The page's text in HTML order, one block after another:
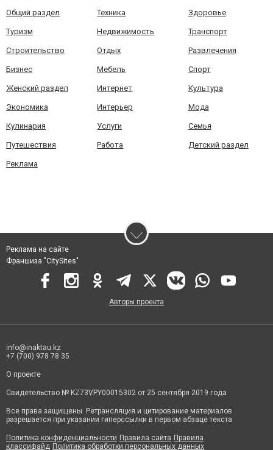
Общий раздел Техника Здоровье
Туризм Недвижимость Транспорт
Строительство Отдых Развлечения
Бизнес Мебель Спорт
Женский раздел Интернет Культура
Экономика Интерьер Мода
Кулинария Услуги Семья
Путешествия Работа Детский раздел
Реклама
Реклама на сайте
Франшиза "CitySites"
Авторы проекта
info@inaktau.kz
+7 (700) 978 78 35
О проекте
Свидетельство № KZ73VPY00015302 от 25 сентября 2019 года
Все права защищены. Ретрансляция и цитирование материалов
разрешается при указании гиперссылки в первом абзаце текста
Политика конфиденциальности Правила сайта Правила
классифайд Политика обработки персональных данных